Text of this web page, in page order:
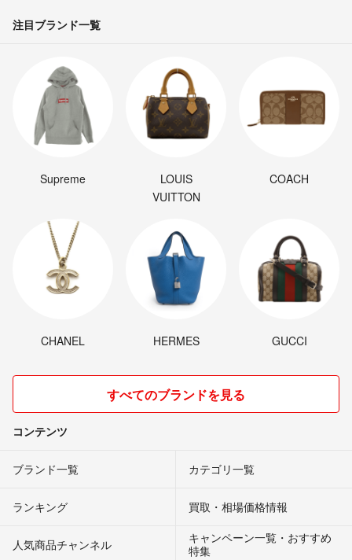
注目ブランド一覧
Supreme
LOUIS
VUITTON
COACH
CHANEL HERMES GUCCI
すべてのブランドを見る
コンテンツ
ブランド一覧 カテゴリ一覧
ランキング 買取・相場価格情報
人気商品チャンネル
キャンペーン一覧・おすすめ
特集